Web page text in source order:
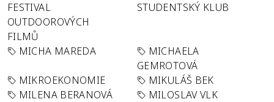
FESTIVAL
OUTDOOROVÝCH
FILMŮ
STUDENTSKÝ KLUB
MICHA MAREDA
MICHAELA
GEMROTOVÁ
MIKROEKONOMIE
MIKULÁŠ BEK
MILENA BERANOVÁ
MILOSLAV VLK